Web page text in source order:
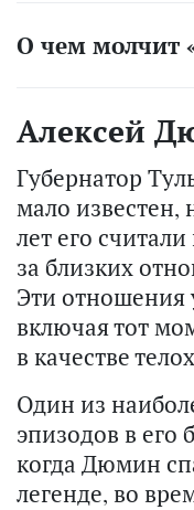
О чем молчит
Алексей
Губернатор
мало
лет его
за близких
Эти отношения
включая тот
в качестве
Один из
эпизодов в его
когда Дюмин
легенде, во